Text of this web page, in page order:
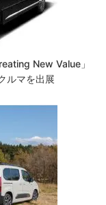
New Value」
ルマを出展